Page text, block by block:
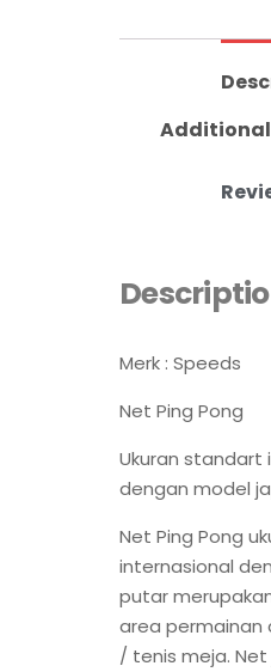
Merk : Speeds
Net Ping Pong
Ukuran standart
dengan model
Net Ping Pong
internasional
putar
area permainan
/ tenis meja. Net